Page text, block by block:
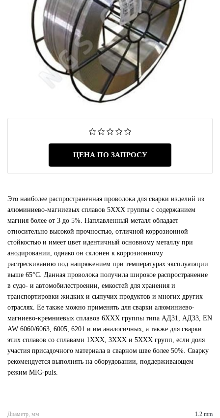
ЦЕНА ПО ЗАПРОСУ
Это наиболее распространенная проволока для сварки изделий из
алюминиево-магниевых сплавов 5ХХХ группы с содержанием
магния более от 3 до 5%. Наплавленный металл обладает
относительно высокой прочностью, отличной коррозионной
стойкостью и имеет цвет идентичный основному металлу при
анодировании, однако он склонен к коррозионному
растрескиванию под напряжением при температурах эксплуатации
выше 65°С. Данная проволока получила широкое распространение
в судо- и автомобилестроении, емкостей для хранения и
транспортировки жидких и сыпучих продуктов и многих других
отраслях. Ее также можно применять для сварки алюминиево-
магниево-кремниевых сплавов 6ХХХ группы типа АД31, АД33, EN
AW 6060/6063, 6005, 6201 и им аналогичных, а также для сварки
этих сплавов со сплавами 1ХХХ, 3ХХХ и 5ХХХ групп, если доля
участия присадочного материала в сварном шве более 50%. Сварку
рекомендуется выполнять на оборудовании, поддерживающем
режим MIG-puls.
Диаметр, мм
1.2 mm